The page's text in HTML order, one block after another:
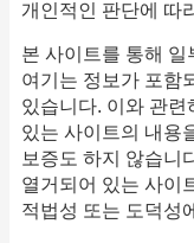
개인적인 판단에 따
본 사이트를 통해
여기는 정보가 포함
있습니다. 이와 관련
있는 사이트의 내용
보증도 하지 않습니
열거되어 있는 사이
적법성 또는 도덕성